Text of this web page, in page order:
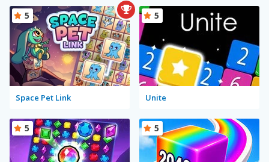
Space Pet Link
5
Unite
5
5 5